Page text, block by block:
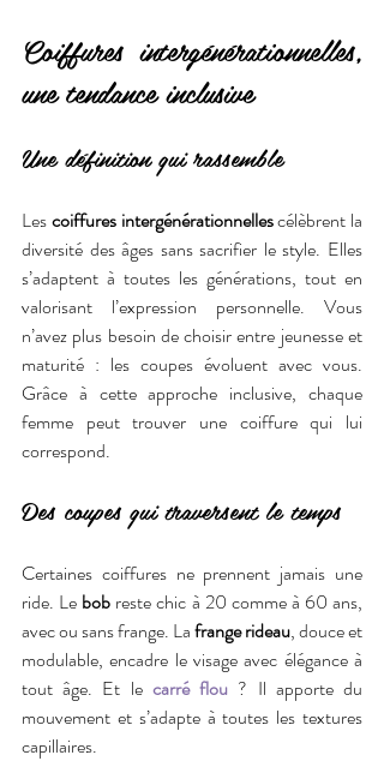
Coiffures intergénérationnelles,
une tendance inclusive
Une définition qui rassemble
Les coiffures intergénérationnelles célèbrent la
diversité des âges sans sacrifier le style. Elles
s’adaptent à toutes les générations, tout en
valorisant l’expression personnelle. Vous
n’avez plus besoin de choisir entre jeunesse et
maturité : les coupes évoluent avec vous.
Grâce à cette approche inclusive, chaque
femme peut trouver une coiffure qui lui
correspond.
Des coupes qui traversent le temps
Certaines coiffures ne prennent jamais une
ride. Le bob reste chic à 20 comme à 60 ans,
avec ou sans frange. La frange rideau, douce et
modulable, encadre le visage avec élégance à
tout âge. Et le carré flou ? Il apporte du
mouvement et s’adapte à toutes les textures
capillaires.